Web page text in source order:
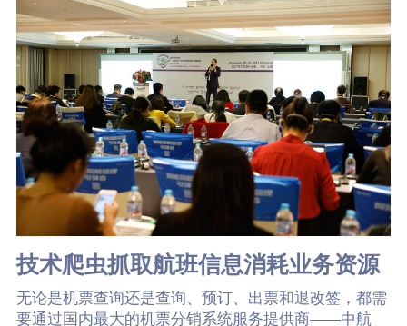
技术爬虫抓取航班信息消耗业务资源
无论是机票查询还是查询、预订、出票和退改签，都需
要通过国内最大的机票分销系统服务提供商——中航